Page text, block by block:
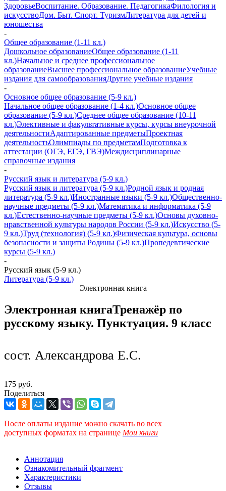
ЗдоровьеВоспитание. Образование. ПедагогикаФилология и
искусствоДом. Быт. Спорт. ТуризмЛитература для детей и
юношества
-
Общее образование (1-11 кл.)
Дошкольное образованиеОбщее образование (1-11
кл.)Начальное и среднее профессиональное
образованиеВысшее профессиональное образованиеУчебные
издания для самообразованияДругие учебные издания
-
Основное общее образование (5-9 кл.)
Начальное общее образование (1-4 кл.)Основное общее
образование (5-9 кл.)Среднее общее образование (10-11
кл.)Элективные и факультативные курсы, курсы внеурочной
деятельностиАдаптированные предметыПроектная
деятельностьОлимпиады по предметамПодготовка к
аттестации (ОГЭ, ЕГЭ, ГВЭ)Междисциплинарные
справочные издания
-
Русский язык и литература (5-9 кл.)
Русский язык и литература (5-9 кл.)Родной язык и родная
литература (5-9 кл.)Иностранные языки (5-9 кл.)Общественно-
научные предметы (5-9 кл.)Математика и информатика (5-9
кл.)Естественно-научные предметы (5-9 кл.)Основы духовно-
нравственной культуры народов России (5-9 кл.)Искусство (5-
9 кл.)Труд (технология) (5-9 кл.)Физическая культура, основы
безопасности и защиты Родины (5-9 кл.)Пропедевтические
курсы (5-9 кл.)
-
Русский язык (5-9 кл.)
Литература (5-9 кл.)
Электронная книга
Электронная книгаТренажёр по
русскому языку. Пунктуация. 9 класс
сост. Александрова Е.С.
175 руб.
Поделиться
После оплаты издание можно скачать во всех
доступных форматах на странице Мои книги
Аннотация
Ознакомительный фрагмент
Характеристики
Отзывы